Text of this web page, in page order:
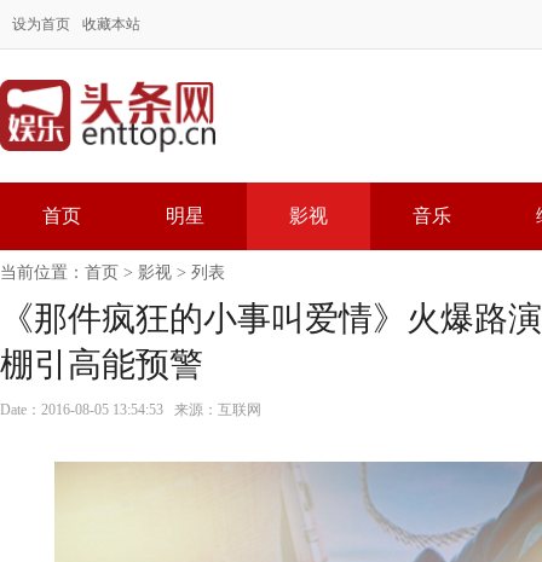
设为首页 收藏本站
首页 明星 影视 音乐
当前位置： 首页 > 影视 > 列表
《那件疯狂的小事叫爱情》火爆路
棚引高能预警
Date：2016-08-05 13:54:53 来源：互联网